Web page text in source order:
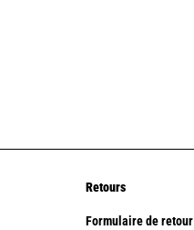
Retours
Formulaire de retour